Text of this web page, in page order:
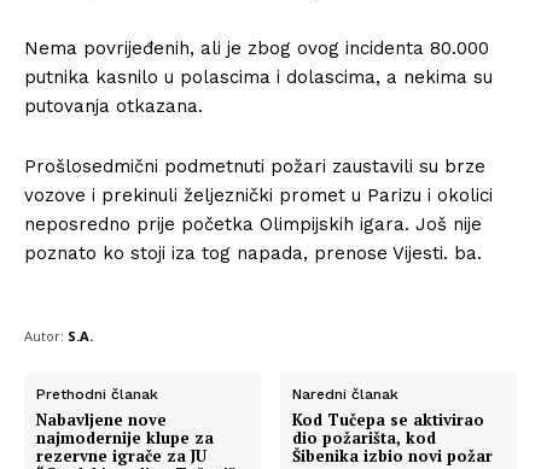
Nema povrijeđenih, ali je zbog ovog incidenta 80.000
putnika kasnilo u polascima i dolascima, a nekima su
putovanja otkazana.
Prošlosedmični podmetnuti požari zaustavili su brze
vozove i prekinuli željeznički promet u Parizu i okolici
neposredno prije početka Olimpijskih igara. Još nije
poznato ko stoji iza tog napada, prenose Vijesti. ba.
Autor: S.A.
Prethodni članak
Nabavljene nove
najmodernije klupe za
rezervne igrače za JU
Naredni članak
Kod Tučepa se aktivirao
dio požarišta, kod
Šibenika izbio novi požar